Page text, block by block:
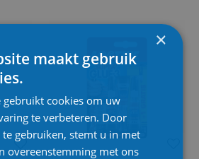
×
maakt gebruik
gebruikt cookies om uw
te verbeteren. Door
te gebruiken, stemt u in met
overeenstemming met ons